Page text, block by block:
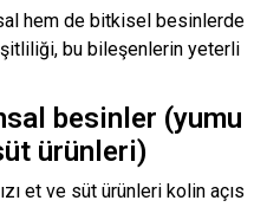
hem de bitkisel besinlerde
bu bileşenlerin yeterli
besinler (yumu
ürünleri)
et ve süt ürünleri kolin açıs